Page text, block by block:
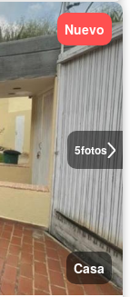
5fotos
Nuevo
Casa